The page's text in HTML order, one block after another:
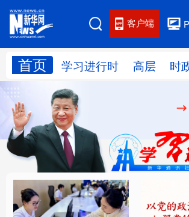
客户端
首页 学习进行时 高层 时
网站地图
学习进行时
国际 财经 网评
思客智库 全球连线
科技 科创 量子